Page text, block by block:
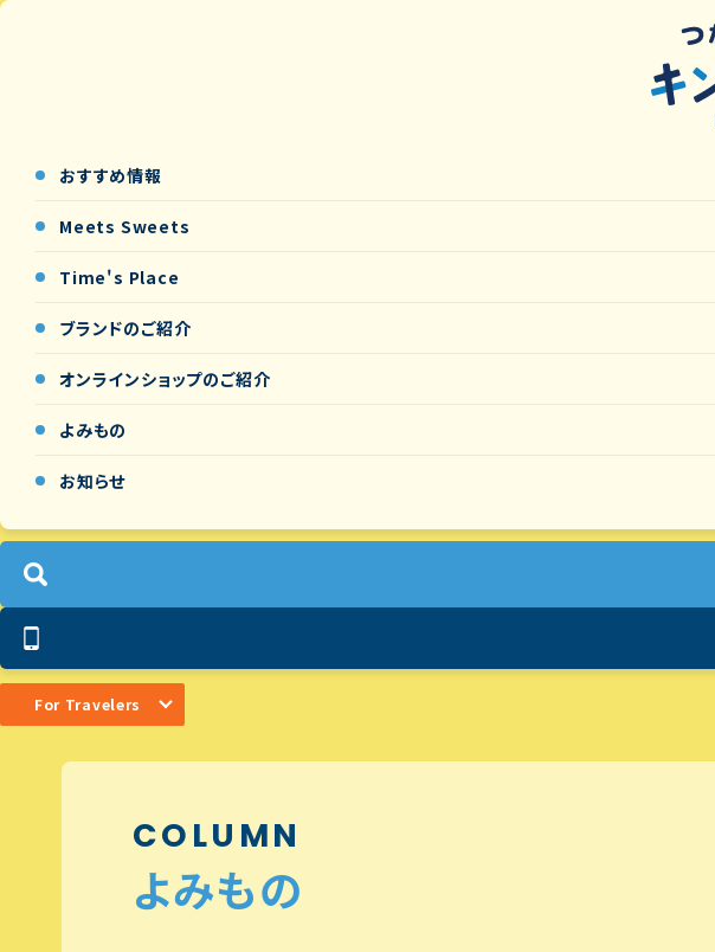
おすすめ情報
Meets Sweets
Time's Place
ブランドのご紹介
オンラインショップのご紹介
よみもの
お知らせ
For Travelers
COLUMN
よみもの